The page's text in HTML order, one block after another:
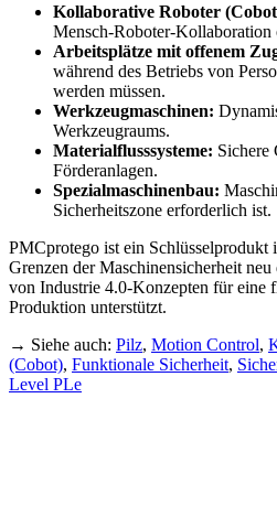
Kollaborative Roboter
Mensch-Roboter-Kollaboration
Arbeitsplätze mit offenem
während des Betriebs von
werden müssen.
Werkzeugmaschinen:
Werkzeugraums.
Materialflusssysteme: Sichere
Förderanlagen.
Spezialmaschinenbau:
Sicherheitszone erforderlich ist.
PMCprotego ist ein Schlüsselprodukt
Grenzen der Maschinensicherheit
von Industrie 4.0-Konzepten für eine
Produktion unterstützt.
→ Siehe auch: Pilz, Motion Control,
(Cobot), Funktionale Sicherheit,
Level PLe